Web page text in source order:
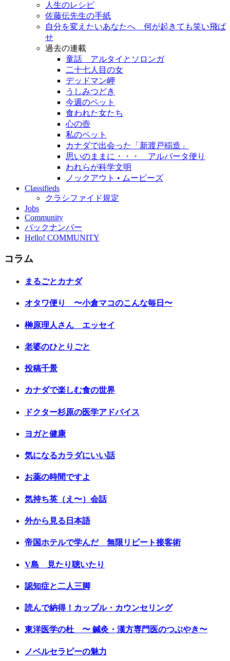
人生のレシピ
佐藤伝先生の手紙
自分を変えたいあなたへ 何が起きても笑い飛ば
せ
過去の連載
童話 アルタイとソロンガ
二十七人目の女
デッドマン岬
うしみつどき
今週のペット
食われた女たち
心の壺
私のペット
カナダで出会った「新渡戸稲造」
思いのままに・・・ アルバータ便り
われらが科学文明
ノックアウト • ムービーズ
Classifieds
クラシファイド規定
Jobs
Community
バックナンバー
Hello! COMMUNITY
コラム
まるごとカナダ
オタワ便り 〜小倉マコのこんな毎日〜
榊原理人さん エッセイ
老婆のひとりごと
投稿千景
カナダで楽しむ食の世界
ドクター杉原の医学アドバイス
ヨガと健康
気になるカラダにいい話
お薬の時間ですよ
気持ち英（え〜）会話
外から見る日本語
帝国ホテルで学んだ 無限リピート接客術
V島 見たり聴いたり
認知症と二人三脚
読んで納得！カップル・カウンセリング
東洋医学の杜 〜 鍼灸・漢方専門医のつぶやき〜
ノベルセラピーの魅力